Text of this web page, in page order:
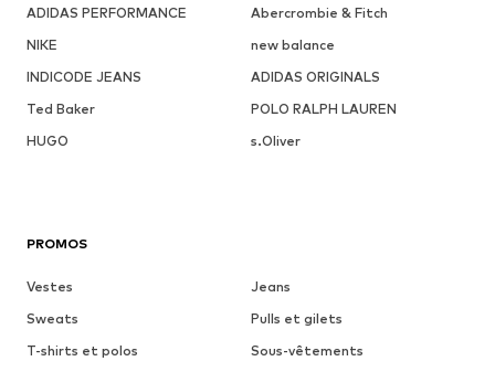
ADIDAS PERFORMANCE
Abercrombie & Fitch
NIKE
new balance
INDICODE JEANS
ADIDAS ORIGINALS
Ted Baker
POLO RALPH LAUREN
HUGO
s.Oliver
PROMOS
Vestes
Jeans
Sweats
Pulls et gilets
T-shirts et polos
Sous-vêtements